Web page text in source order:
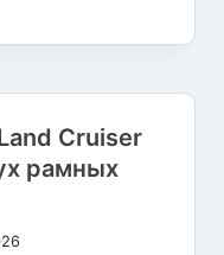
Cruiser
рамных